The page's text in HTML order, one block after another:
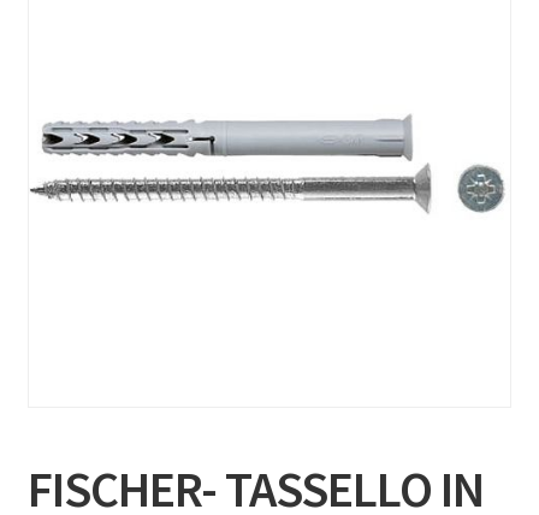
FISCHER- TASSELLO IN